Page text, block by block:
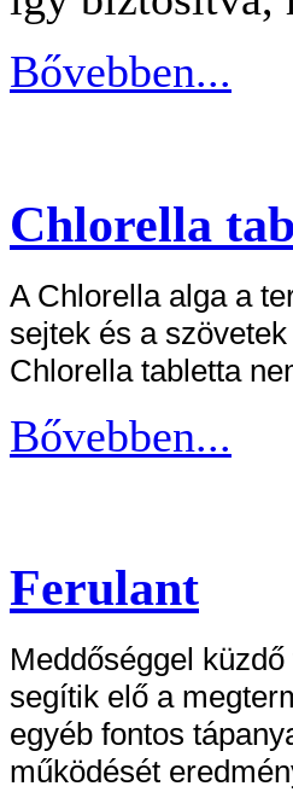
Bővebben...
Chlorella
A Chlorella alga a
sejtek és a
Chlorella tabletta
Bővebben...
Ferulant
Meddőséggel
segítik elő a
egyéb fontos
működését